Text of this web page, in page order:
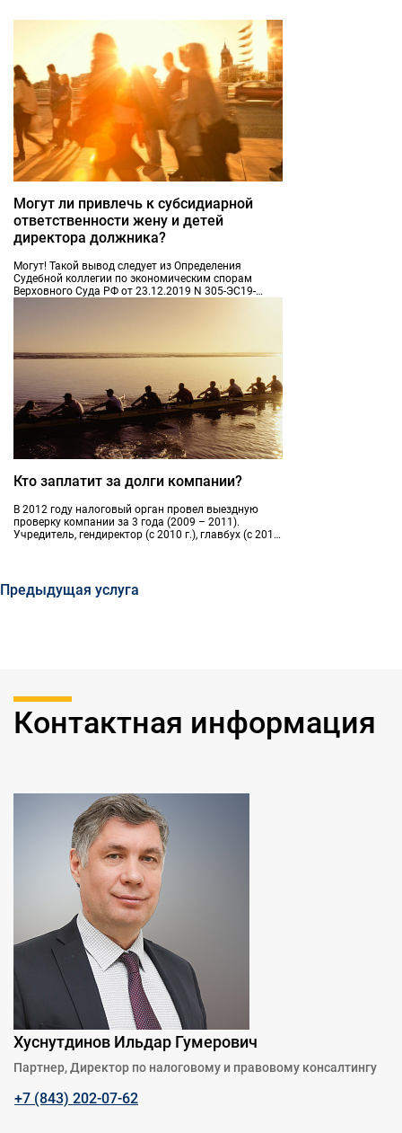
Могут ли привлечь к субсидиарной
ответственности жену и детей
директора должника?
Могут! Такой вывод следует из Определения
Судебной коллегии по экономическим спорам
Верховного Суда РФ от 23.12.2019 N 305-ЭС19-
бывшую жену и детей (в том числе
Кто заплатит за долги компании?
В 2012 году налоговый орган провел выездную
проверку компании за 3 года (2009 – 2011).
Учредитель, гендиректор (с 2010 г.), главбух (с 2011
Предыдущая услуга
Контактная информация
Хуснутдинов Ильдар Гумерович
Партнер, Директор по налоговому и правовому консалтингу
+7 (843) 202-07-62